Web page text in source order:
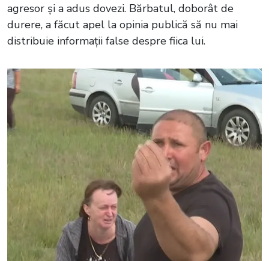
agresor și a adus dovezi. Bărbatul, doborât de
durere, a făcut apel la opinia publică să nu mai
distribuie informații false despre fiica lui.